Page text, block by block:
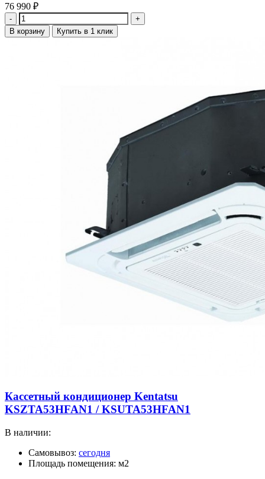
76 990 ₽
Количество
В корзину Купить в 1 клик
Кассетный кондиционер Kentatsu
KSZTA53HFAN1 / KSUTA53HFAN1
В наличии:
Самовывоз: сегодня
Площадь помещения: м2